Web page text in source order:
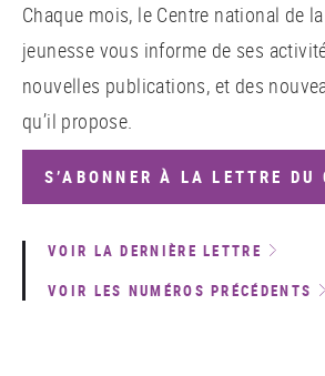
Chaque mois, le Centre national de
jeunesse vous informe de ses
nouvelles publications, et des
qu’il propose.
S’ABONNER À LA LETTRE DU
VOIR LA DERNIÈRE LETTRE
VOIR LES NUMÉROS PRÉCÉDENTS